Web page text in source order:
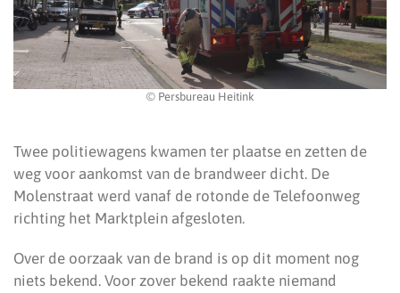
© Persbureau Heitink
Twee politiewagens kwamen ter plaatse en zetten de
weg voor aankomst van de brandweer dicht. De
Molenstraat werd vanaf de rotonde de Telefoonweg
richting het Marktplein afgesloten.
Over de oorzaak van de brand is op dit moment nog
niets bekend. Voor zover bekend raakte niemand